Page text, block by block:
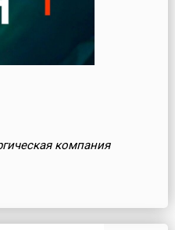
компания